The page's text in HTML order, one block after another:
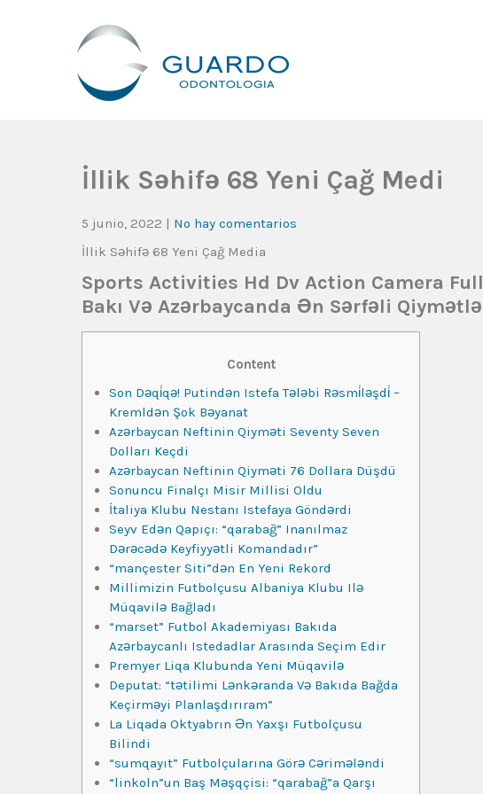
İllik Səhifə 68 Yeni Çağ Medi
5 junio, 2022 | No hay comentarios
İllik Səhifə 68 Yeni Çağ Media
Sports Activities Hd Dv Action Camera
Bakı Və Azərbaycanda Ən Sərfəli
Content
Son Dəqi̇qə! Putindən Istefa Tələbi Rəsmi̇ləşdi̇ –
Kremldən Şok Bəyanat
Azərbaycan Neftinin Qiyməti Seventy Seven
Dolları Keçdi
Azərbaycan Neftinin Qiyməti 76 Dollara Düşdü
Sonuncu Finalçı Misir Millisi Oldu
İtaliya Klubu Nestanı Istefaya Göndərdi
Seyv Edən Qapıçı: “qarabağ” Inanılmaz
Dərəcədə Keyfiyyətli Komandadır”
“mançester Siti”dən En Yeni Rekord
Millimizin Futbolçusu Albaniya Klubu Ilə
Müqavilə Bağladı
“marset” Futbol Akademiyası Bakıda
Azərbaycanlı Istedadlar Arasında Seçim Edir
Premyer Liqa Klubunda Yeni Müqavilə
Deputat: “tətilimi Lənkəranda Və Bakıda Bağda
Keçirməyi Planlaşdırıram”
La Liqada Oktyabrın Ən Yaxşı Futbolçusu
Bilindi
“sumqayıt” Futbolçularına Görə Cərimələndi
“linkoln”un Baş Məşqçisi: “qarabağ”a Qarşı